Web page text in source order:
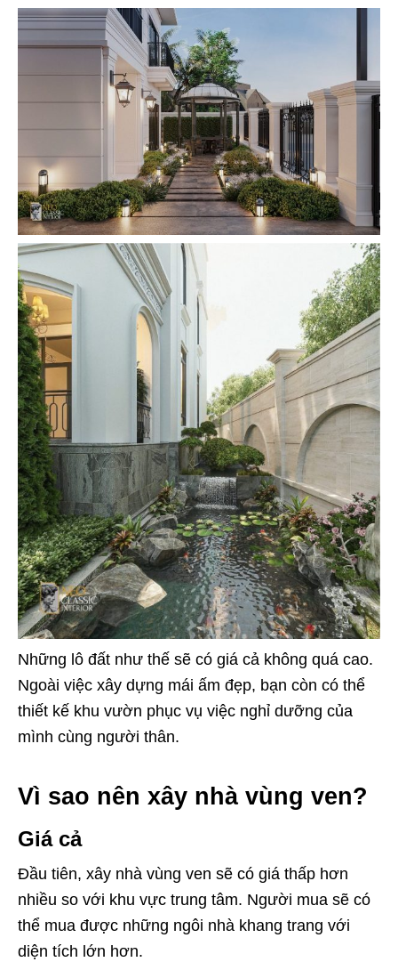
Những lô đất như thế sẽ có giá cả không quá cao.
Ngoài việc xây dựng mái ấm đẹp, bạn còn có thể
thiết kế khu vườn phục vụ việc nghỉ dưỡng của
mình cùng người thân.
Vì sao nên xây nhà vùng ven?
Giá cả
Đầu tiên, xây nhà vùng ven sẽ có giá thấp hơn
nhiều so với khu vực trung tâm. Người mua sẽ có
thể mua được những ngôi nhà khang trang với
diện tích lớn hơn.